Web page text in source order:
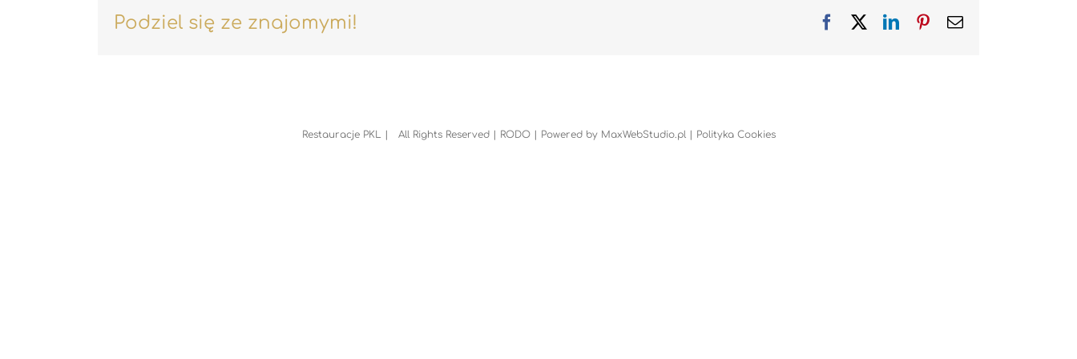
Podziel się ze znajomymi! FacebookLinkedInPinterest
Email
Restauracje PKL | All Rights Reserved | RODO| Powered by MaxWebStudio.pl | Polityka Cookies